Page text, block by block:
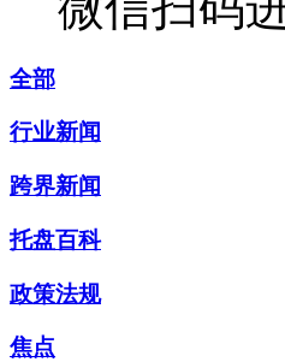
全部
行业新闻
跨界新闻
托盘百科
政策法规
焦点